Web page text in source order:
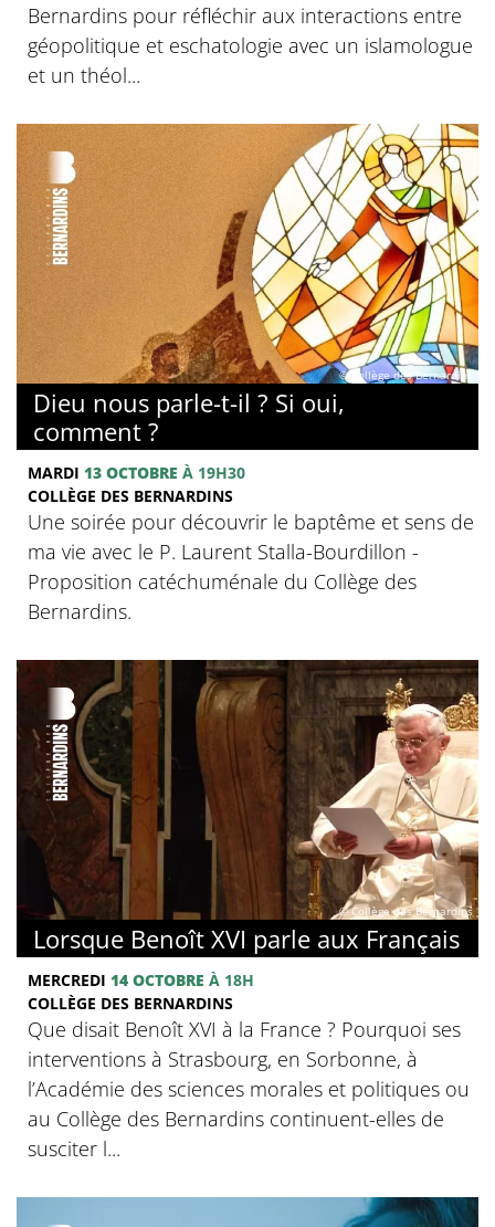
Bernardins pour réfléchir aux interactions entre
géopolitique et eschatologie avec un islamologue
et un théol...
© Collège des Bernardins
Dieu nous parle-t-il ? Si oui,
comment ?
MARDI 13 OCTOBRE À 19H30
COLLÈGE DES BERNARDINS
Une soirée pour découvrir le baptême et sens de
ma vie avec le P. Laurent Stalla-Bourdillon -
Proposition catéchuménale du Collège des
Bernardins.
© Collège des Bernardins
Lorsque Benoît XVI parle aux Français
MERCREDI 14 OCTOBRE À 18H
COLLÈGE DES BERNARDINS
Que disait Benoît XVI à la France ? Pourquoi ses
interventions à Strasbourg, en Sorbonne, à
l’Académie des sciences morales et politiques ou
au Collège des Bernardins continuent-elles de
susciter l...